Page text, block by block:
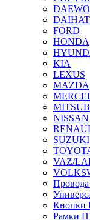
FORD
HONDA
KIA
LEXUS
MAZDA
NISSAN
SUZUKI
VAZ/
Рамки